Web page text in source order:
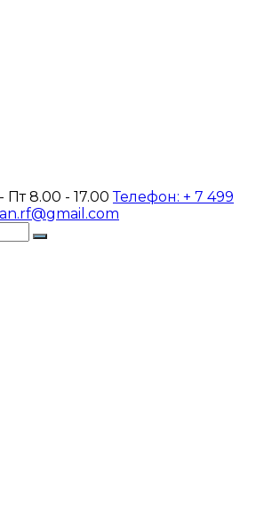
Пт 8.00 - 17.00Телефон: + 7 499